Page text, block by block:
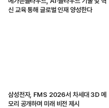
신 교육 통해 글로벌 인재 양성한다
삼성전자, FMS 2026서 차세대 3D 메
모리 공개하며 미래 비전 제시